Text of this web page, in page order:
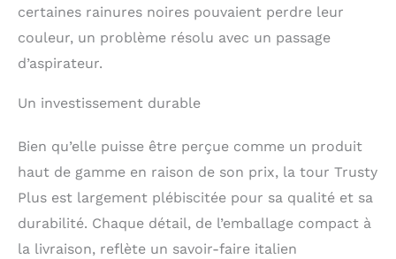
certaines rainures noires pouvaient perdre leur
couleur, un problème résolu avec un passage
d’aspirateur.
Un investissement durable
Bien qu’elle puisse être perçue comme un produit
haut de gamme en raison de son prix, la tour Trusty
Plus est largement plébiscitée pour sa qualité et sa
durabilité. Chaque détail, de l’emballage compact à
la livraison, reflète un savoir-faire italien